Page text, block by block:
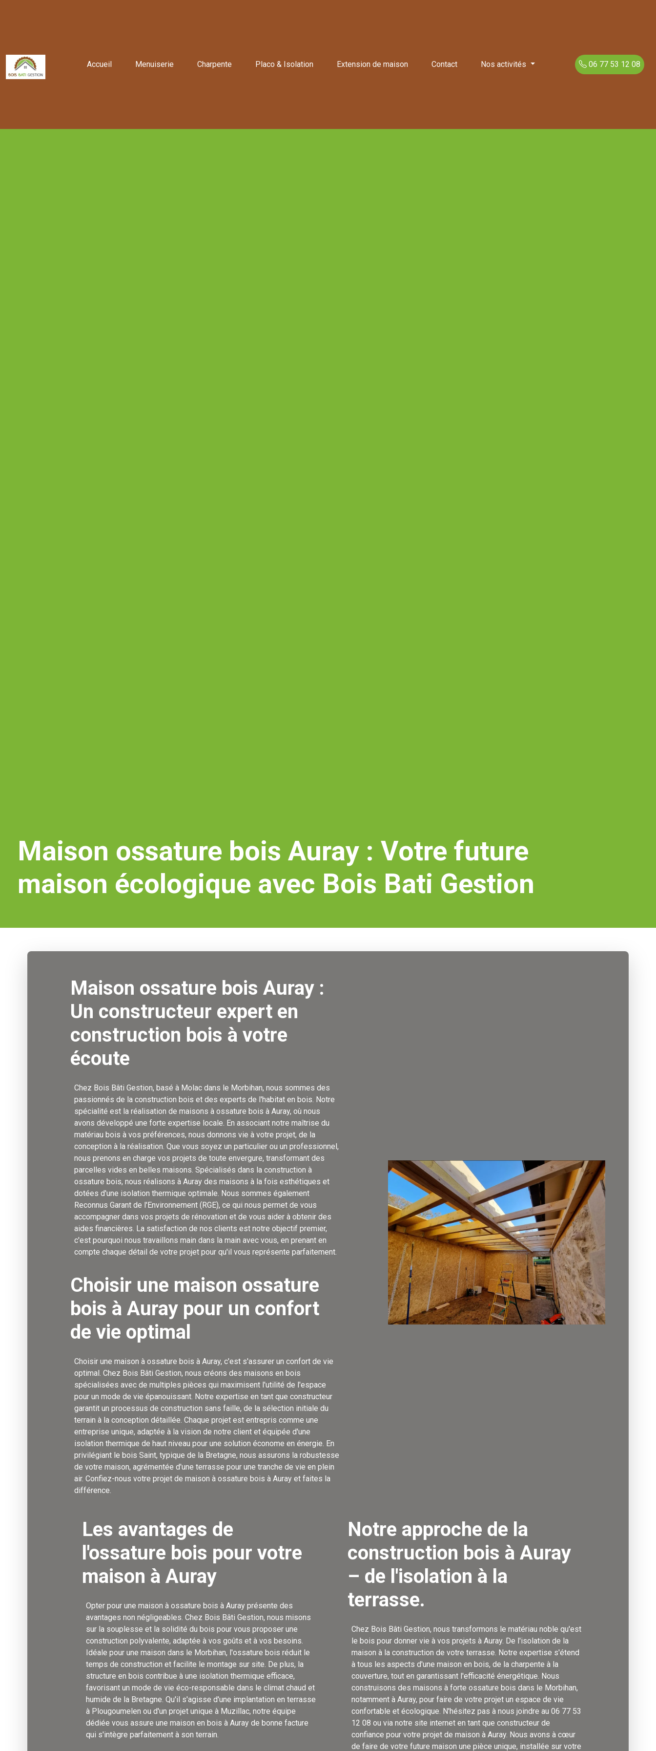
Accueil Menuiserie Charpente Placo & Isolation Extension de maison Contact Nos activités 06 77 53 12 08
Maison ossature bois Auray : Votre future
maison écologique avec Bois Bati Gestion
Maison ossature bois Auray :
Un constructeur expert en
construction bois à votre
écoute
Chez Bois Bâti Gestion, basé à Molac dans le Morbihan, nous sommes des
passionnés de la construction bois et des experts de l'habitat en bois. Notre
spécialité est la réalisation de maisons à ossature bois à Auray, où nous
avons développé une forte expertise locale. En associant notre maîtrise du
matériau bois à vos préférences, nous donnons vie à votre projet, de la
conception à la réalisation. Que vous soyez un particulier ou un professionnel,
nous prenons en charge vos projets de toute envergure, transformant des
parcelles vides en belles maisons. Spécialisés dans la construction à
ossature bois, nous réalisons à Auray des maisons à la fois esthétiques et
dotées d'une isolation thermique optimale. Nous sommes également
Reconnus Garant de l'Environnement (RGE), ce qui nous permet de vous
accompagner dans vos projets de rénovation et de vous aider à obtenir des
aides financières. La satisfaction de nos clients est notre objectif premier,
c'est pourquoi nous travaillons main dans la main avec vous, en prenant en
compte chaque détail de votre projet pour qu'il vous représente parfaitement.
Choisir une maison ossature
bois à Auray pour un confort
de vie optimal
Choisir une maison à ossature bois à Auray, c'est s'assurer un confort de vie
optimal. Chez Bois Bâti Gestion, nous créons des maisons en bois
spécialisées avec de multiples pièces qui maximisent l'utilité de l'espace
pour un mode de vie épanouissant. Notre expertise en tant que constructeur
garantit un processus de construction sans faille, de la sélection initiale du
terrain à la conception détaillée. Chaque projet est entrepris comme une
entreprise unique, adaptée à la vision de notre client et équipée d'une
isolation thermique de haut niveau pour une solution économe en énergie. En
privilégiant le bois Saint, typique de la Bretagne, nous assurons la robustesse
de votre maison, agrémentée d'une terrasse pour une tranche de vie en plein
air. Confiez-nous votre projet de maison à ossature bois à Auray et faites la
différence.
Les avantages de
l'ossature bois pour votre
maison à Auray
Opter pour une maison à ossature bois à Auray présente des
avantages non négligeables. Chez Bois Bâti Gestion, nous misons
sur la souplesse et la solidité du bois pour vous proposer une
construction polyvalente, adaptée à vos goûts et à vos besoins.
Idéale pour une maison dans le Morbihan, l'ossature bois réduit le
temps de construction et facilite le montage sur site. De plus, la
structure en bois contribue à une isolation thermique efficace,
favorisant un mode de vie éco-responsable dans le climat chaud et
humide de la Bretagne. Qu'il s'agisse d'une implantation en terrasse
à Plougoumelen ou d'un projet unique à Muzillac, notre équipe
dédiée vous assure une maison en bois à Auray de bonne facture
qui s'intègre parfaitement à son terrain.
Notre approche de la
construction bois à Auray
– de l'isolation à la
terrasse.
Chez Bois Bâti Gestion, nous transformons le matériau noble qu'est
le bois pour donner vie à vos projets à Auray. De l'isolation de la
maison à la construction de votre terrasse. Notre expertise s'étend
à tous les aspects d'une maison en bois, de la charpente à la
couverture, tout en garantissant l'efficacité énergétique. Nous
construisons des maisons à forte ossature bois dans le Morbihan,
notamment à Auray, pour faire de votre projet un espace de vie
confortable et écologique. N'hésitez pas à nous joindre au 06 77 53
12 08 ou via notre site internet en tant que constructeur de
confiance pour votre projet de maison à Auray. Nous avons à cœur
de faire de votre future maison une pièce unique, installée sur votre